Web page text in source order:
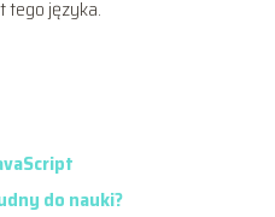
tego języka.
do nauki?